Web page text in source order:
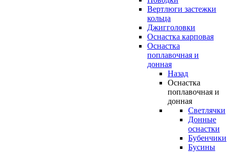
Вертлюги застежки
кольца
Джигголовки
Оснастка карповая
Оснастка
поплавочная и
донная
Назад
Оснастка
поплавочная и
донная
Светлячки
Донные
оснастки
Бубенчики
Бусины